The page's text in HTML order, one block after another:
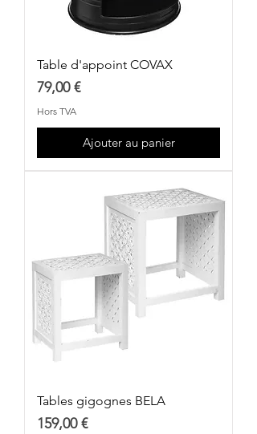
Table d'appoint COVAX
Prix
79,00 €
Hors TVA
Ajouter au panier
Tables gigognes BELA
Prix
159,00 €